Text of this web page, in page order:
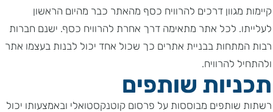
קיימות מגוון דרכים להרוויח כסף מהאתר כבר מהיום הראשון
לעלייתו. לכל אתר מתאימה דרך אחרת להרוויח כסף. ישנם חברות
רבות המתחות בבניית אתרים כך שכול אחד יכול לבנות בעצמו אתר
ולהתחיל להרוויח.
תכניות שותפים
רשתות שותפים מבוססות על פרסום קוטנקסטואלי ובאמצעותו יכול